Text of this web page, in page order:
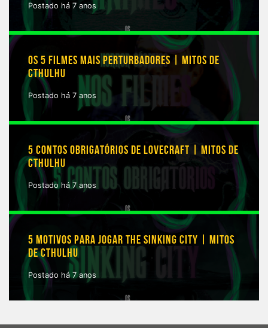
Postado há 7 anos
OS 5 FILMES MAIS PERTURBADORES | MITOS DE
CTHULHU
Postado há 7 anos
5 CONTOS OBRIGATÓRIOS DE LOVECRAFT | MITOS DE
CTHULHU
Postado há 7 anos
5 MOTIVOS PARA JOGAR THE SINKING CITY | MITOS
DE CTHULHU
Postado há 7 anos